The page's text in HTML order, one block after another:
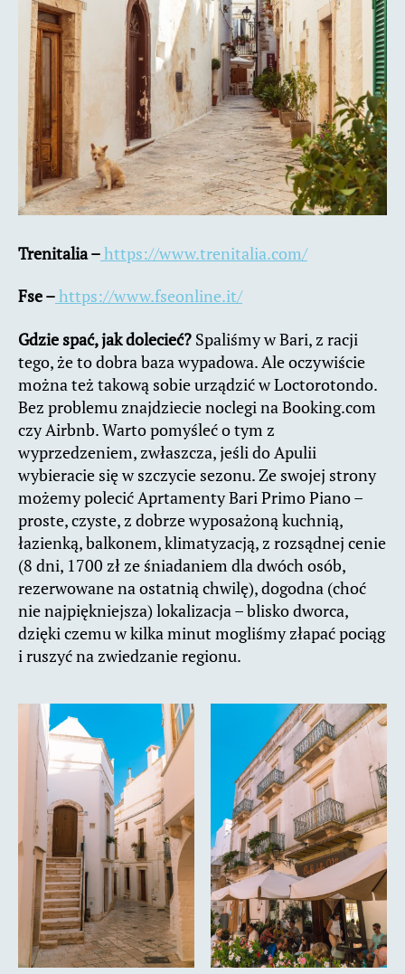
Trenitalia –https://www.trenitalia.com/
Fse –https://www.fseonline.it/
Gdzie spać, jak dolecieć? Spaliśmy w Bari, z racji
tego, że to dobra baza wypadowa. Ale oczywiście
można też takową sobie urządzić w Loctorotondo.
Bez problemu znajdziecie noclegi na Booking.com
czy Airbnb. Warto pomyśleć o tym z
wyprzedzeniem, zwłaszcza, jeśli do Apulii
wybieracie się w szczycie sezonu. Ze swojej strony
możemy polecić Aprtamenty Bari Primo Piano –
proste, czyste, z dobrze wyposażoną kuchnią,
łazienką, balkonem, klimatyzacją, z rozsądnej cenie
(8 dni, 1700 zł ze śniadaniem dla dwóch osób,
rezerwowane na ostatnią chwilę), dogodna (choć
nie najpiękniejsza) lokalizacja – blisko dworca,
dzięki czemu w kilka minut mogliśmy złapać pociąg
i ruszyć na zwiedzanie regionu.